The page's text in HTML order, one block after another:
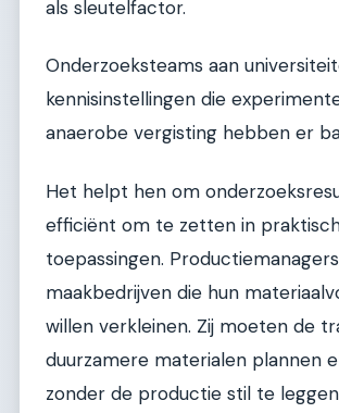
als sleutelfactor.
Onderzoeksteams aan
kennisinstellingen die
anaerobe vergisting hebben er
Het helpt hen om
efficiënt om te zetten in
toepassingen.
maakbedrijven die hun
willen verkleinen. Zij moeten de
duurzamere materialen plannen
zonder de productie stil te